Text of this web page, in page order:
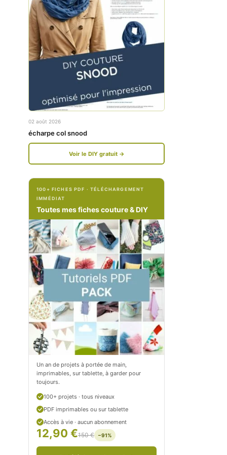
w
w
f
e
b
o
.
c
o
m
t
i
t
i
t
r
o
w
w
.
i
t
g
m
.
c
o
m
/
e
t
i
c
i
t
r
02 août 2026
écharpe col snood
Voir le DIY gratuit →
100+ FICHES PDF · TÉLÉCHARGEMENT
IMMÉDIAT
Toutes mes fiches couture & DIY
Un an de projets à portée de main,
imprimables, sur tablette, à garder pour
toujours.
100+ projets · tous niveaux
PDF imprimables ou sur tablette
Accès à vie · aucun abonnement
12,90 €150 € −91%